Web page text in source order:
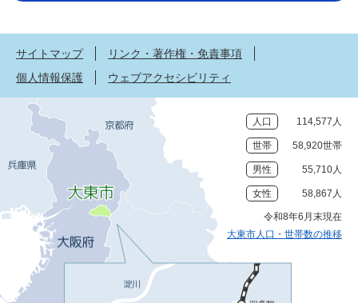
サイトマップ
リンク・著作権・免責事項
個人情報保護
ウェブアクセシビリティ
人口 114,577人
世帯 58,920世帯
男性 55,710人
女性 58,867人
令和8年6月末現在
大東市人口・世帯数の推移